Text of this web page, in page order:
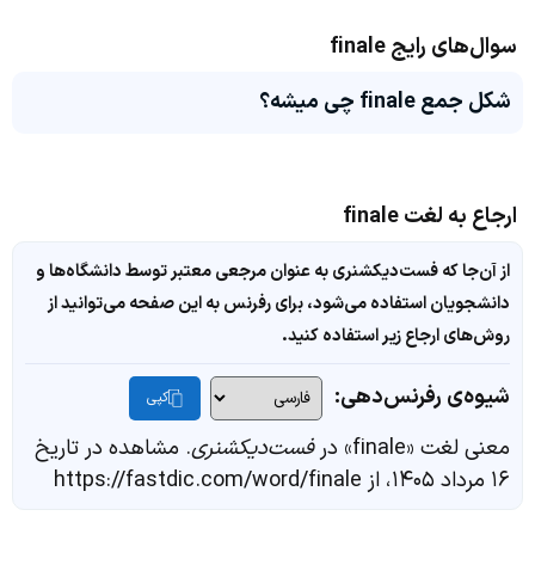
سوال‌های رایج finale
شکل جمع finale چی میشه؟
ارجاع به لغت finale
از آن‌جا که فست‌دیکشنری به عنوان مرجعی معتبر توسط دانشگاه‌ها و
دانشجویان استفاده می‌شود، برای رفرنس به این صفحه می‌توانید از
روش‌های ارجاع زیر استفاده کنید.
شیوه‌ی رفرنس‌دهی: کپی
معنی لغت «finale» در فست‌دیکشنری. مشاهده در تاریخ
۱۶ مرداد ۱۴۰۵، از https://fastdic.com/word/finale